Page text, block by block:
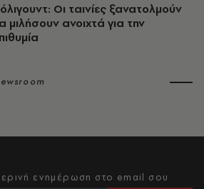
Οι ταινίες ξανατολμούν
μιλήσουν ανοιχτά για την
ενημέρωση στο email σου